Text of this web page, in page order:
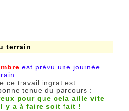
terrain
est prévu une journée
ce travail ingrat est
tenue du parcours :
pour que cela aille vite
y a à faire soit fait !